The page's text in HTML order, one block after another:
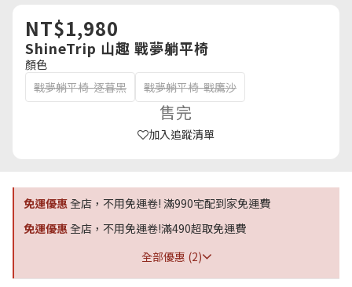
NT$1,980
ShineTrip 山趣 戰夢躺平椅
顏色
戰夢躺平椅-逐暮黑
戰夢躺平椅-戰鷹沙
售完
加入追蹤清單
免運優惠全店，不用免運卷! 滿990宅配到家免運費
免運優惠全店，不用免運卷!滿490超取免運費
全部優惠 (2)